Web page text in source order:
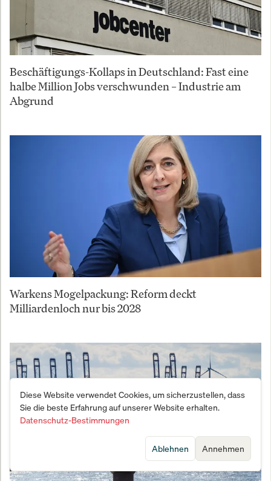
Beschäftigungs-Kollaps in Deutschland: Fast eine
halbe Million Jobs verschwunden – Industrie am
Abgrund
Warkens Mogelpackung: Reform deckt
Milliardenloch nur bis 2028
Diese Website verwendet Cookies, um sicherzustellen, dass
Sie die beste Erfahrung auf unserer Website erhalten.
Datenschutz-Bestimmungen
Annehmen
Ablehnen